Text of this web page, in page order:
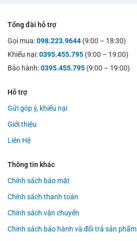
Tổng đài hỗ trợ
Gọi mua:098.223.9644 (9:00 – 18:30)
Khiếu nại:0395.455.795 (9:00 – 19:00)
Bảo hành:0395.455.795 (9:00 – 19:00)
Hỗ trợ
Gửi góp ý, khiếu nại
Giới thiệu
Liên Hệ
Thông tin khác
Chính sách bảo mật
Chính sách thanh toán
Chính sách vận chuyển
Chính sách bảo hành và đổi trả sản phẩm